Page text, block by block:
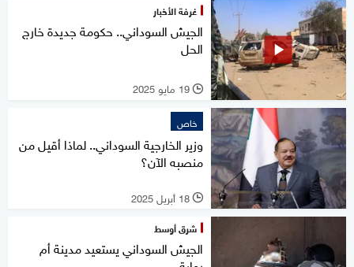
غرفة الأخبار
الجيش السوداني.. حكومة جديدة خارج
الحل
l 19 مايو 2025
خاص
وزير الخارجية السوداني.. لماذا أقيل من
منصبه الآن؟
l 18 أبريل 2025
شرق أوسط
الجيش السوداني يستعيد مدينة أم